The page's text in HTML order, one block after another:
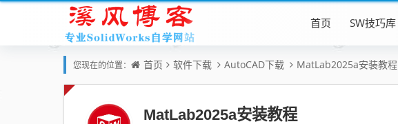
首页 SW技巧库
您现在的位置： 首页 软件下载 AutoCAD下载 MatLab2025a安装教程
MatLab2025a安装教程